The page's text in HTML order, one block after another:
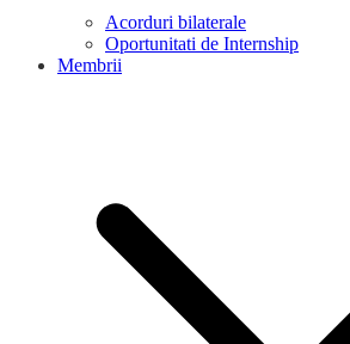
Acorduri bilaterale
Oportunitati de Internship
Membrii